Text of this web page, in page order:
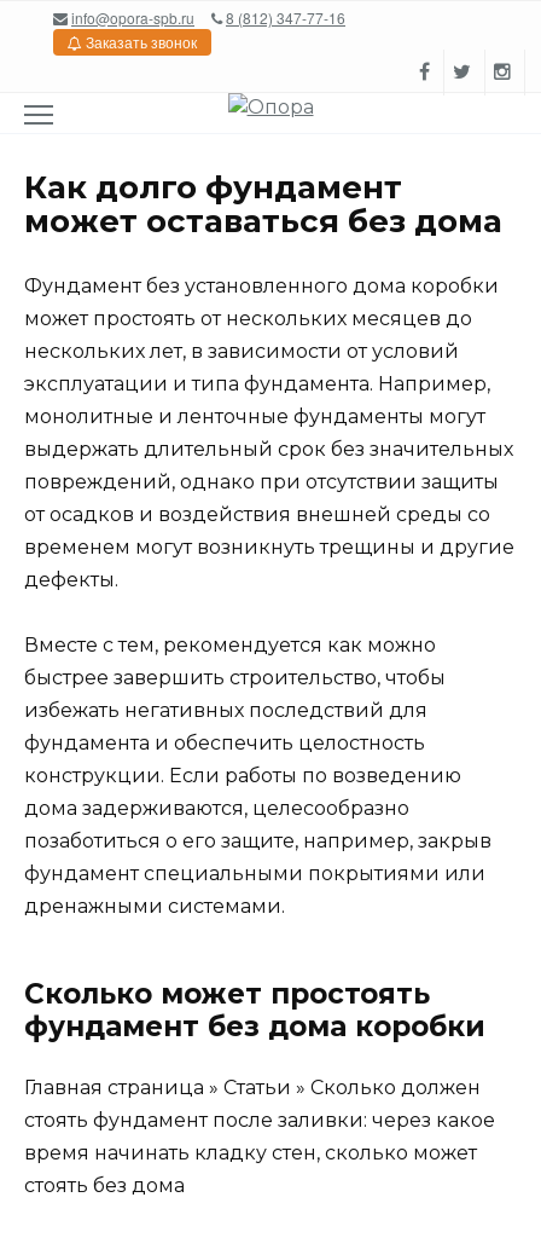
Перейтиinfo@opora-spb.ru
8 (812) 347-77-16
Заказать звонок
Как долго фундамент
может оставаться без дома
Фундамент без установленного дома коробки
может простоять от нескольких месяцев до
нескольких лет, в зависимости от условий
эксплуатации и типа фундамента. Например,
монолитные и ленточные фундаменты могут
выдержать длительный срок без значительных
повреждений, однако при отсутствии защиты
от осадков и воздействия внешней среды со
временем могут возникнуть трещины и другие
дефекты.
Вместе с тем, рекомендуется как можно
быстрее завершить строительство, чтобы
избежать негативных последствий для
фундамента и обеспечить целостность
конструкции. Если работы по возведению
дома задерживаются, целесообразно
позаботиться о его защите, например, закрыв
фундамент специальными покрытиями или
дренажными системами.
Сколько может простоять
фундамент без дома коробки
Главная страница » Статьи » Сколько должен
стоять фундамент после заливки: через какое
время начинать кладку стен, сколько может
стоять без дома